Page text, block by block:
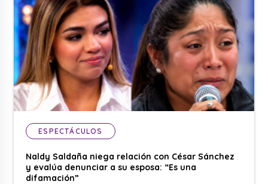
ESPECTÁCULOS
Naldy Saldaña niega relación con César Sánchez
y evalúa denunciar a su esposa: “Es una
difamación”